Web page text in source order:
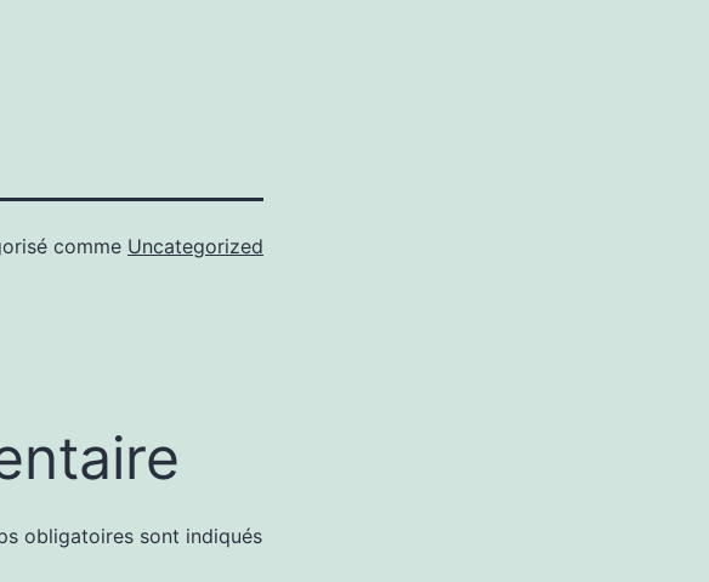
comme Uncategorized
obligatoires sont indiqués